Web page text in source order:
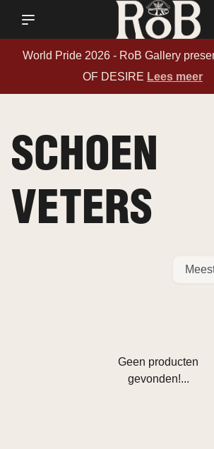
World Pride 2026 - RoB Gallery
OF DESIRE Lees meer
SCHOEN
VETERS
Geen producten
gevonden!...